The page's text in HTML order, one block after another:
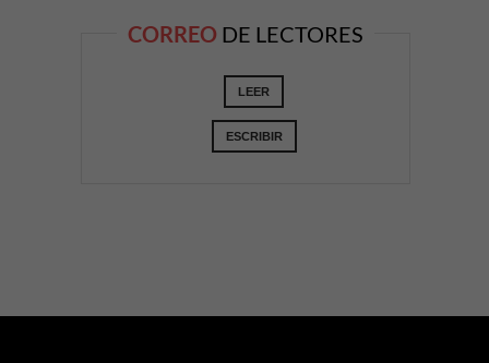
CORREO DE LECTORES
LEER
ESCRIBIR